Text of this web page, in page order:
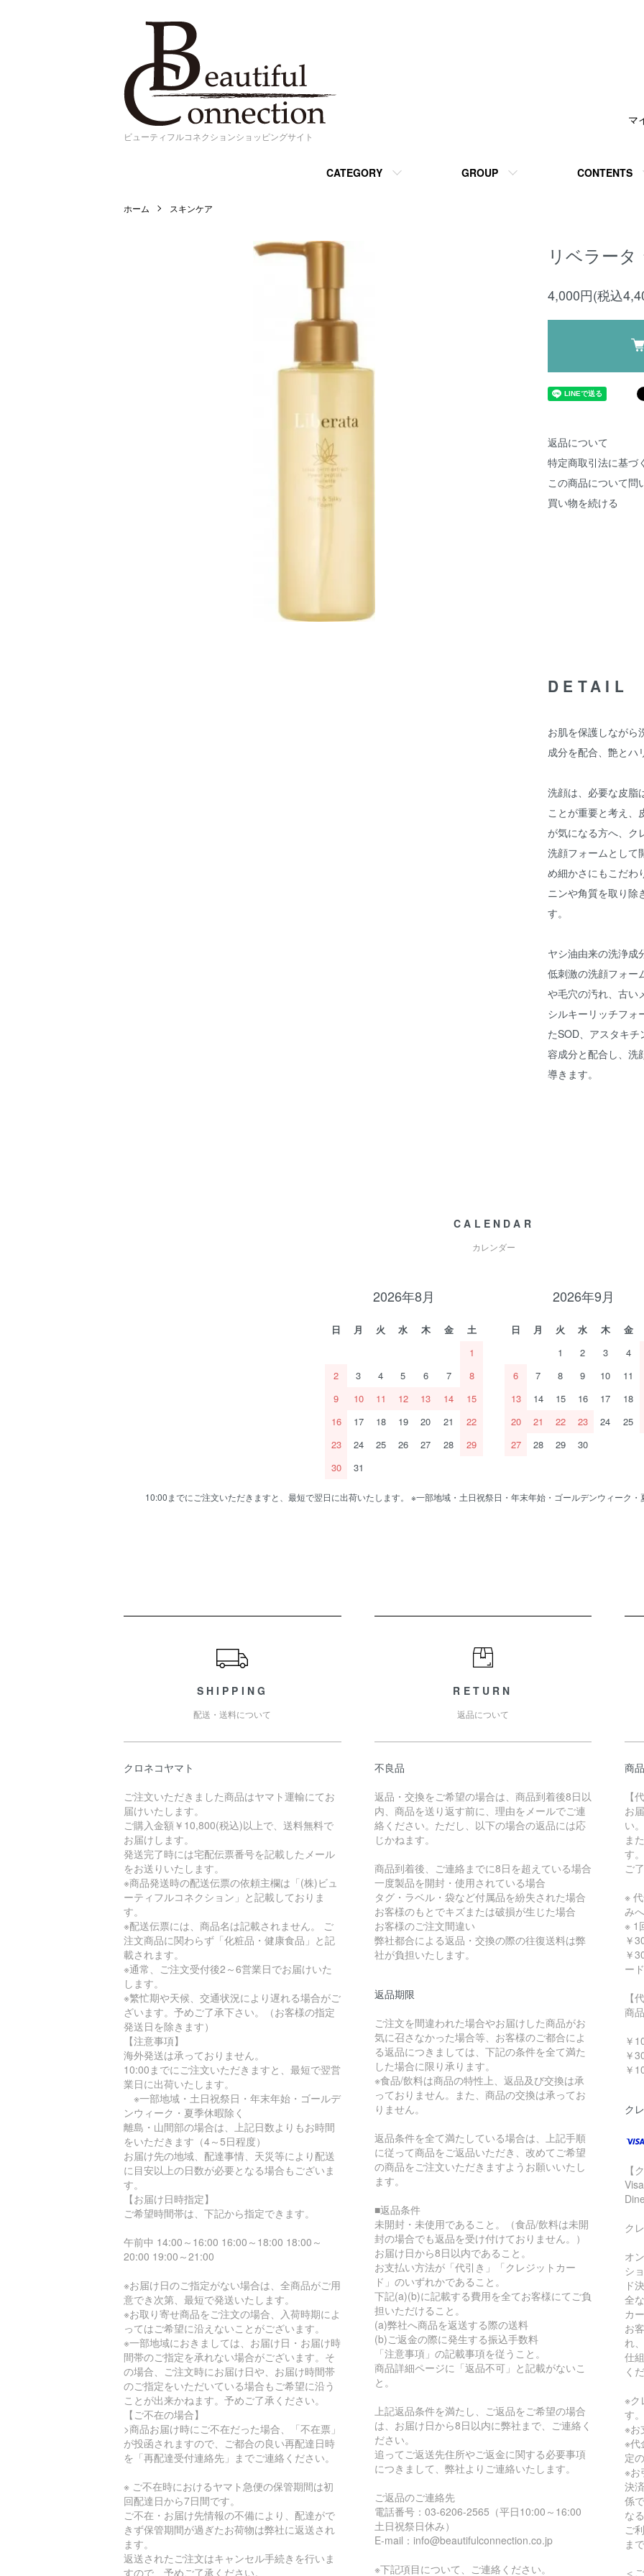
ビューティフルコネクションショッピングサイト
CATEGORY GROUP CONTENTS
マ
ホーム スキンケア
リベラー
4,000円(税込
返品について
特定商取引法に基づ
この商品について問
買い物を続ける
DETAIL
お肌を保護しながら
成分を配合、艶とハ
洗顔は、必要な皮脂
ことが重要と考え、
が気になる方へ、ク
洗顔フォームとして
め細かさにもこだわ
ニンや角質を取り除
す。
ヤシ油由来の洗浄成
低刺激の洗顔フォー
や毛穴の汚れ、古い
シルキーリッチフォ
たSOD、アスタキ
容成分と配合し、洗
導きます。
CALENDAR
カレンダー
2026年8月
日 月 火 水 木 金
土
1
2
3 4 5 6 7
8
9
10 11 12 13 14
15
16
17 18 19 20 21
22
23
24 25 26 27 28
29
30
31
2026年9月
日 月 火 水 木 金
1
2 3 4
6
7 8 9 10 11
13
14 15 16 17 18
20
21 22 23 24 25
27
28 29 30
10:00までにご注文いただきますと、最短で翌日に出荷いたします。 ※一部地域・土日祝祭日・年末年始・ゴールデンウィーク・
SHIPPING
配送・送料について
クロネコヤマト
ご注文いただきました商品はヤマト運輸にてお
届けいたします。
ご購入金額￥10,800(税込)以上で、送料無料で
お届けします。
発送完了時には宅配伝票番号を記載したメール
をお送りいたします。
※商品発送時の配送伝票の依頼主欄は「(株)ビュ
ーティフルコネクション」と記載しておりま
す。
※配送伝票には、商品名は記載されません。 ご
注文商品に関わらず「化粧品・健康食品」と記
載されます。
※通常、ご注文受付後2～6営業日でお届けいた
します。
※繁忙期や天候、交通状況により遅れる場合がご
ざいます。予めご了承下さい。（お客様の指定
発送日を除きます）
【注意事項】
海外発送は承っておりません。
10:00までにご注文いただきますと、最短で翌営
業日に出荷いたします。
※一部地域・土日祝祭日・年末年始・ゴールデ
ンウィーク・夏季休暇除く
離島・山間部の場合は、上記日数よりもお時間
をいただきます（4～5日程度）
お届け先の地域、配達事情、天災等により配送
に目安以上の日数が必要となる場合もございま
す。
【お届け日時指定】
ご希望時間帯は、下記から指定できます。
午前中 14:00～16:00 16:00～18:00 18:00～
20:00 19:00～21:00
※お届け日のご指定がない場合は、全商品がご用
意でき次第、最短で発送いたします。
※お取り寄せ商品をご注文の場合、入荷時期によ
ってはご希望に沿えないことがございます。
※一部地域におきましては、お届け日・お届け時
間帯のご指定を承れない場合がございます。そ
の場合、ご注文時にお届け日や、お届け時間帯
のご指定をいただいている場合もご希望に沿う
ことが出来かねます。予めご了承ください。
【ご不在の場合】
>商品お届け時にご不在だった場合、「不在票」
が投函されますので、ご都合の良い再配達日時
を「再配達受付連絡先」までご連絡ください。
※ ご不在時におけるヤマト急便の保管期間は初
回配達日から7日間です。
ご不在・お届け先情報の不備により、配達がで
きず保管期間が過ぎたお荷物は弊社に返送され
ます。
返送されたご注文はキャンセル手続きを行いま
すので、予めご了承ください。
RETURN
返品について
不良品
返品・交換をご希望の場合は、商品到着後8日以
内、商品を送り返す前に、理由をメールでご連
絡ください。ただし、以下の場合の返品には応
じかねます。
商品到着後、ご連絡までに8日を超えている場合
一度製品を開封・使用されている場合
タグ・ラベル・袋など付属品を紛失された場合
お客様のもとでキズまたは破損が生じた場合
お客様のご注文間違い
弊社都合による返品・交換の際の往復送料は弊
社が負担いたします。
返品期限
ご注文を間違われた場合やお届けした商品がお
気に召さなかった場合等、お客様のご都合によ
る返品につきましては、下記の条件を全て満た
した場合に限り承ります。
※食品/飲料は商品の特性上、返品及び交換は承
っておりません。また、商品の交換は承ってお
りません。
返品条件を全て満たしている場合は、上記手順
に従って商品をご返品いただき、改めてご希望
の商品をご注文いただきますようお願いいたし
ます。
■返品条件
未開封・未使用であること。（食品/飲料は未開
封の場合でも返品を受け付けておりません。）
お届け日から8日以内であること。
お支払い方法が「代引き」「クレジットカー
ド」のいずれかであること。
下記(a)(b)に記載する費用を全てお客様にてご負
担いただけること。
(a)弊社へ商品を返送する際の送料
(b)ご返金の際に発生する振込手数料
「注意事項」の記載事項を従うこと。
商品詳細ページに「返品不可」と記載がないこ
と。
上記返品条件を満たし、ご返品をご希望の場合
は、お届け日から8日以内に弊社まで、ご連絡く
ださい。
追ってご返送先住所やご返金に関する必要事項
につきまして、弊社よりご連絡いたします。
ご返品のご連絡先
電話番号：03-6206-2565（平日10:00～16:00
土日祝祭日休み）
E-mail：info@beautifulconnection.co.jp
※下記項目について、ご連絡ください。
商
【
お
い
ま
す
ご
※
み
※ 1
￥
￥
ー
【
商
￥
￥
￥
ク
【
ク
オ
シ
ド
全
カ
お
れ
仕
く
※ク
す。
※お
※代
定
※お
決
係
な
ご
ま
＜